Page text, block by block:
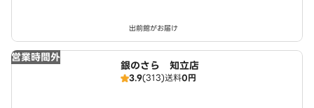
出前館がお届け
営業時間外
銀のさら 知立店
3.9(313)送料0円